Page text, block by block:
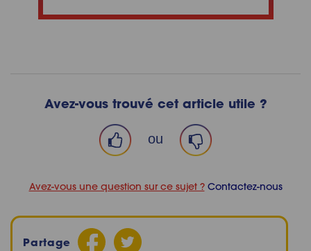
Avez-vous trouvé cet article utile ?
ou
Avez-vous une question sur ce sujet ?Contactez-nous
Partage